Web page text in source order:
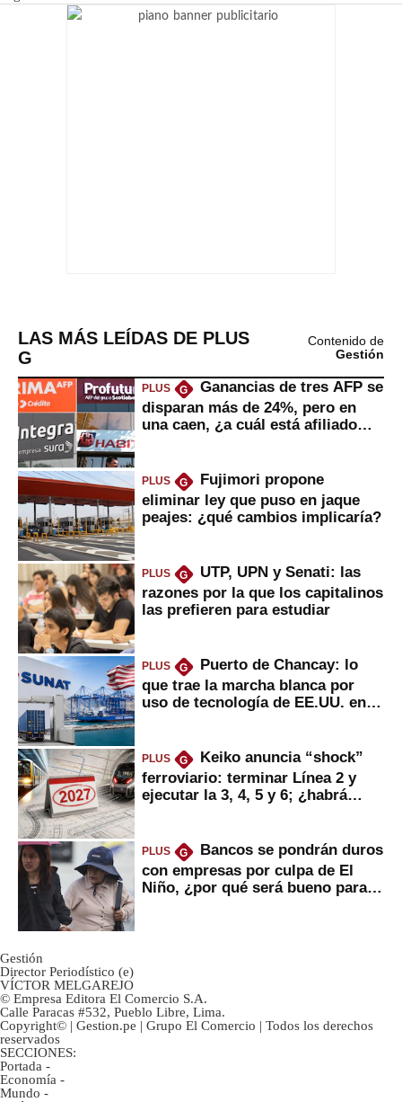
LAS MÁS LEÍDAS DE PLUS
G
Contenido de
Gestión
PLUS G
Ganancias de tres AFP se
disparan más de 24%, pero en
una caen, ¿a cuál está afiliado
PLUS G
Fujimori propone
eliminar ley que puso en jaque
peajes: ¿qué cambios implicaría?
PLUS G
UTP, UPN y Senati: las
razones por la que los capitalinos
las prefieren para estudiar
PLUS G
Puerto de Chancay: lo
que trae la marcha blanca por
uso de tecnología de EE.UU. en
PLUS G
Keiko anuncia “shock”
ferroviario: terminar Línea 2 y
ejecutar la 3, 4, 5 y 6; ¿habrá
PLUS G
Bancos se pondrán duros
con empresas por culpa de El
Niño, ¿por qué será bueno para
Gestión
Director Periodístico (e)
VÍCTOR MELGAREJO
© Empresa Editora El Comercio S.A.
Calle Paracas #532, Pueblo Libre, Lima.
Copyright© | Gestion.pe | Grupo El Comercio | Todos los derechos
reservados
SECCIONES:
Portada -
Economía -
Mundo -